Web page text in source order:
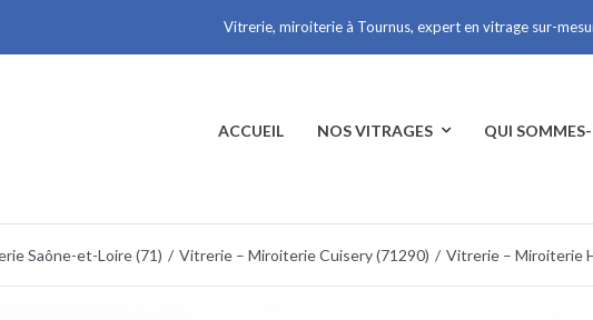
Vitrerie, miroiterie à Tournus, expert en vitrage sur-
ACCUEIL NOS VITRAGES QUI
Saône-et-Loire (71) / Vitrerie – Miroiterie Cuisery (71290) / Vitrerie – Miroiterie